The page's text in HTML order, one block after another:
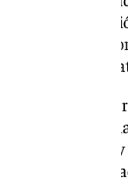
para su
de LaLiga
proyecto y la
Tebas
espera que el
grabar el
tanto su